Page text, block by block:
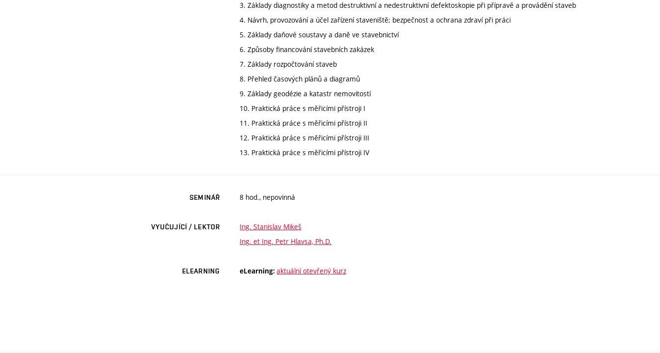
3. Základy diagnostiky a metod destruktivní a nedestruktivní defektoskopie při přípravě a provádění staveb
4. Návrh, provozování a účel zařízení staveniště; bezpečnost a ochrana zdraví při práci
5. Základy daňové soustavy a daně ve stavebnictví
6. Způsoby financování stavebních zakázek
7. Základy rozpočtování staveb
8. Přehled časových plánů a diagramů
9. Základy geodézie a katastr nemovitostí
10. Praktická práce s měřicími přístroji I
11. Praktická práce s měřicími přístroji II
12. Praktická práce s měřicími přístroji III
13. Praktická práce s měřicími přístroji IV
SEMINÁŘ 8 hod., nepovinná
VYUČUJÍCÍ / LEKTOR
Ing. Stanislav Mikeš
Ing. et Ing. Petr Hlavsa, Ph.D.
ELEARNING eLearning: aktuální otevřený kurz